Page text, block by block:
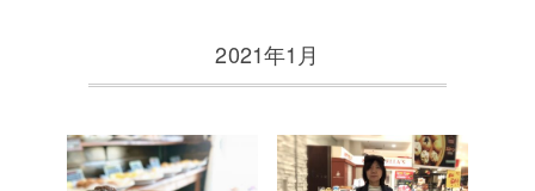
2021年1月